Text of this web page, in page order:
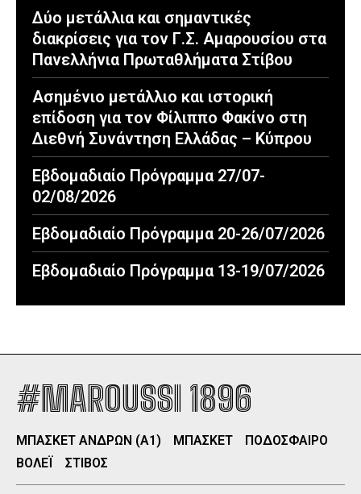
Δύο μετάλλια και σημαντικές
διακρίσεις για τον Γ.Σ. Αμαρουσίου στα
Πανελλήνια Πρωταθλήματα Στίβου
Ασημένιο μετάλλιο και ιστορική
επίδοση για τον Φίλιππο Φακίνο στη
Διεθνή Συνάντηση Ελλάδας – Κύπρου
Εβδομαδιαίο Πρόγραμμα 27/07-
02/08/2026
Εβδομαδιαίο Πρόγραμμα 20-26/07/2026
Εβδομαδιαίο Πρόγραμμα 13-19/07/2026
#MAROUSSI 1896
ΜΠΑΣΚΕΤ ΑΝΔΡΩΝ (Α1) ΜΠΑΣΚΕΤ
ΠΟΔΟΣΦΑΙΡΟ
ΒΟΛΕΪ
ΣΤΙΒΟΣ